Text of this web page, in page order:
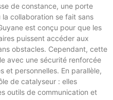
de constance, une porte
collaboration se fait sans
est conçu pour que les
puissent accéder aux
obstacles. Cependant, cette
avec une sécurité renforcée
et personnelles. En parallèle,
de catalyseur : elles
outils de communication et